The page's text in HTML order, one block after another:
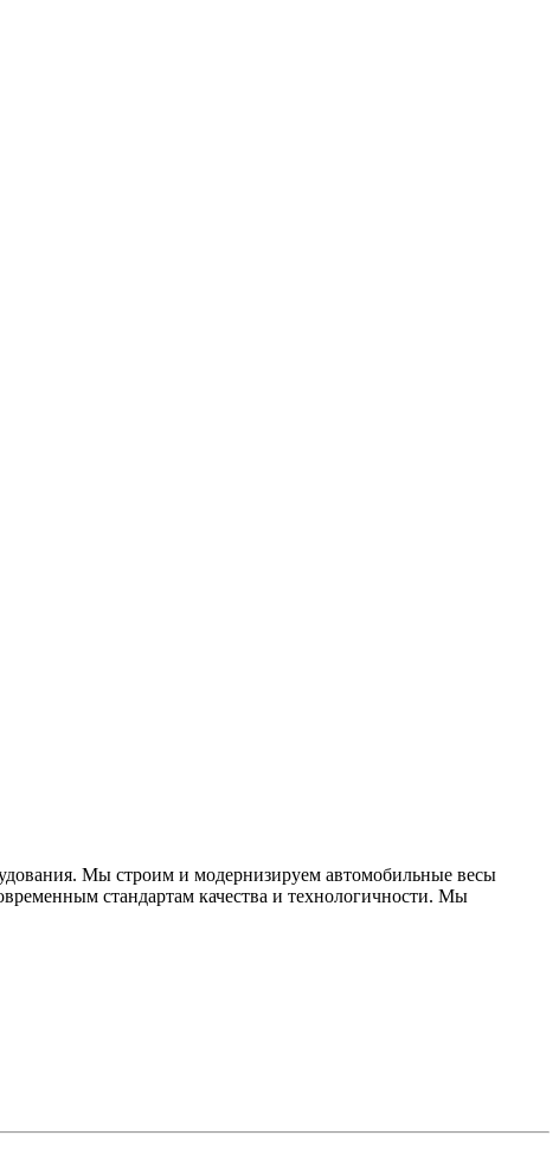
Мы строим и модернизируем автомобильные весы
стандартам качества и технологичности. Мы